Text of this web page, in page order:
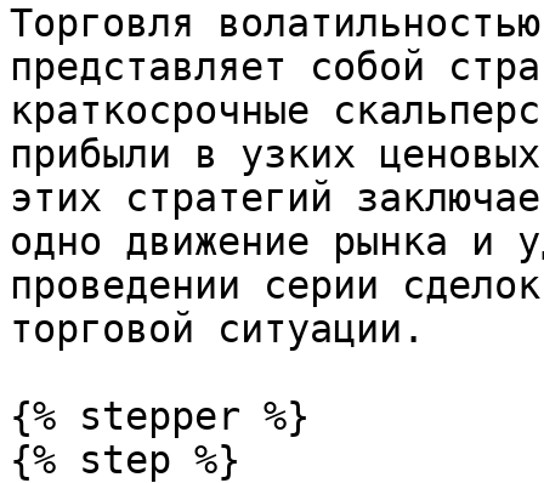
Торговля
представляет собой
краткосрочные
прибыли в узких
этих стратегий
одно движение рынка и
проведении серии
торговой ситуации.
{% stepper %}
{% step %}